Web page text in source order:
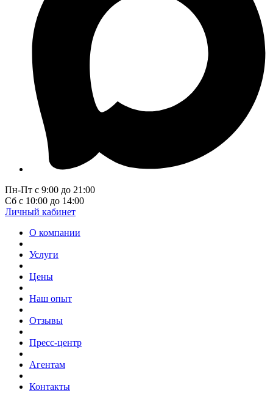
Пн-Пт с 9:00 до 21:00
Сб с 10:00 до 14:00
Личный кабинет
О компании
Услуги
Цены
Наш опыт
Отзывы
Пресс-центр
Агентам
Контакты